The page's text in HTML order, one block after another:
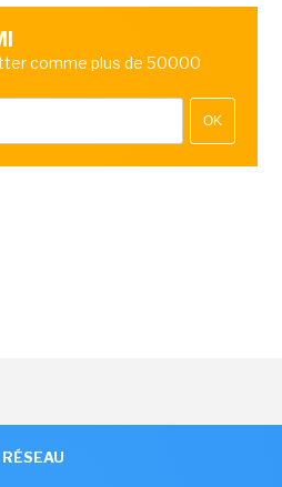
comme plus de 50000
OK
RÉSEAU